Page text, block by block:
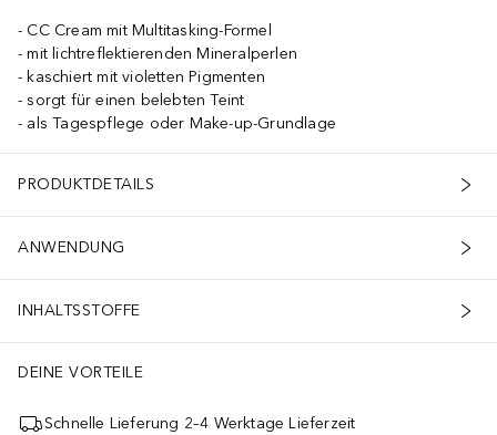
CC Cream mit Multitasking-Formel
mit lichtreflektierenden Mineralperlen
kaschiert mit violetten Pigmenten
sorgt für einen belebten Teint
als Tagespflege oder Make-up-Grundlage
PRODUKTDETAILS
ANWENDUNG
INHALTSSTOFFE
DEINE VORTEILE
Schnelle Lieferung 2–4 Werktage Lieferzeit